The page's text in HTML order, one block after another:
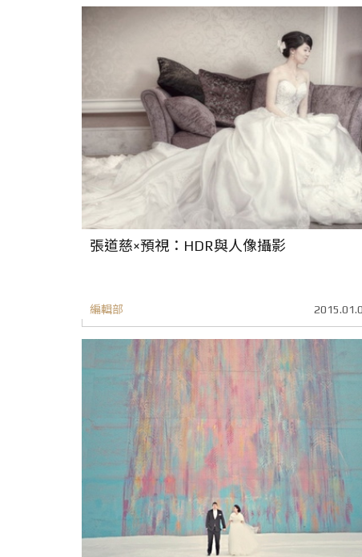
張道慈×預視：HDR與人像攝影
編輯部